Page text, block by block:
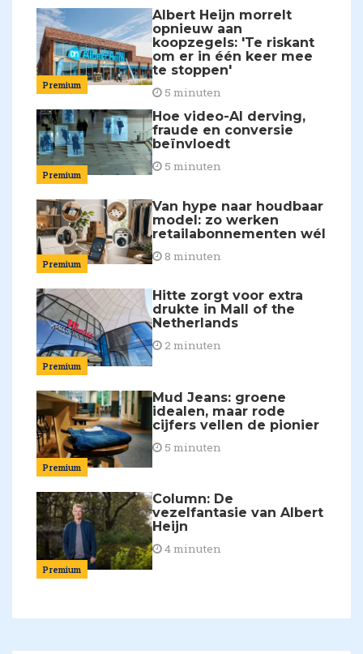
Premium
Albert Heijn morrelt
opnieuw aan
koopzegels: 'Te riskant
om er in één keer mee
te stoppen'
5 minuten
Premium
Hoe video-AI derving,
fraude en conversie
beïnvloedt
5 minuten
Premium
Van hype naar houdbaar
model: zo werken
retailabonnementen wél
8 minuten
Premium
Hitte zorgt voor extra
drukte in Mall of the
Netherlands
2 minuten
Premium
Mud Jeans: groene
idealen, maar rode
cijfers vellen de pionier
5 minuten
Premium
Column: De
vezelfantasie van Albert
Heijn
4 minuten